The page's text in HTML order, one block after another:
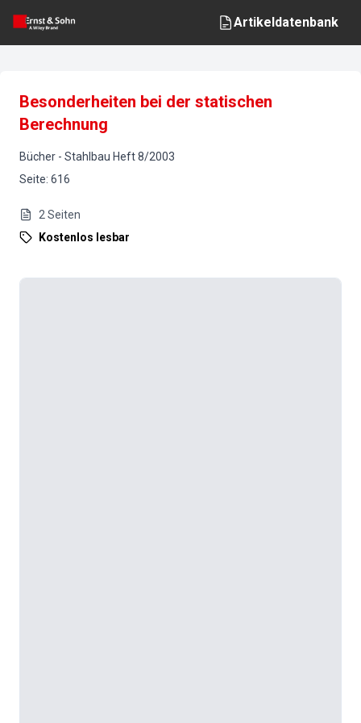
Artikeldatenbank
Besonderheiten bei der statischen
Berechnung
Bücher - Stahlbau Heft8/2003
Seite: 616
2 Seiten
Kostenlos lesbar